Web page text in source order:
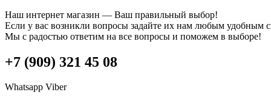
Наш интернет магазин — Ваш правильный выбор!
Если у вас возникли вопросы задайте их нам любым удобным
Мы с радостью ответим на все вопросы и поможем в выборе!
+7 (909) 321 45 08
Whatsapp Viber